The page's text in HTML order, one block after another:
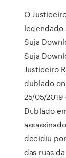
O
legendado
Suja
Suja
Justiceiro
dublado
25/05/2019
Dublado
decidiu
das ruas